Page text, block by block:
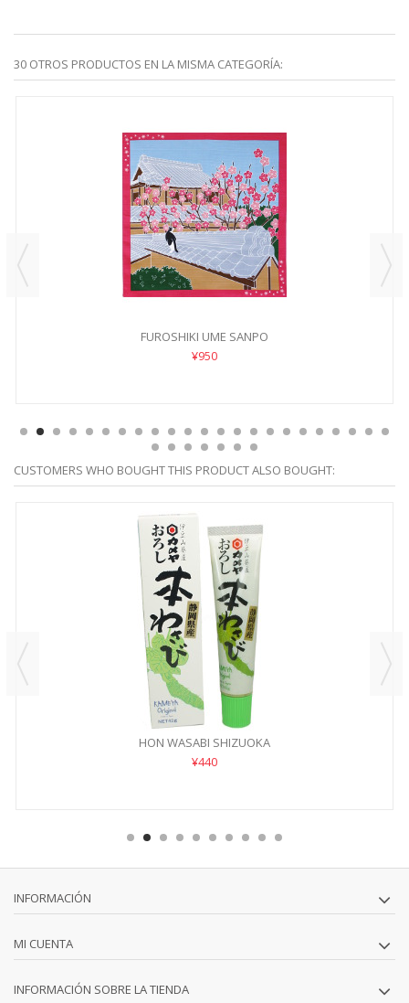
30 OTROS PRODUCTOS EN LA MISMA CATEGORÍA:
FUROSHIKI UME SANPO
¥950
CUSTOMERS WHO BOUGHT THIS PRODUCT ALSO BOUGHT:
HON WASABI SHIZUOKA
¥440
INFORMACIÓN
MI CUENTA
INFORMACIÓN SOBRE LA TIENDA